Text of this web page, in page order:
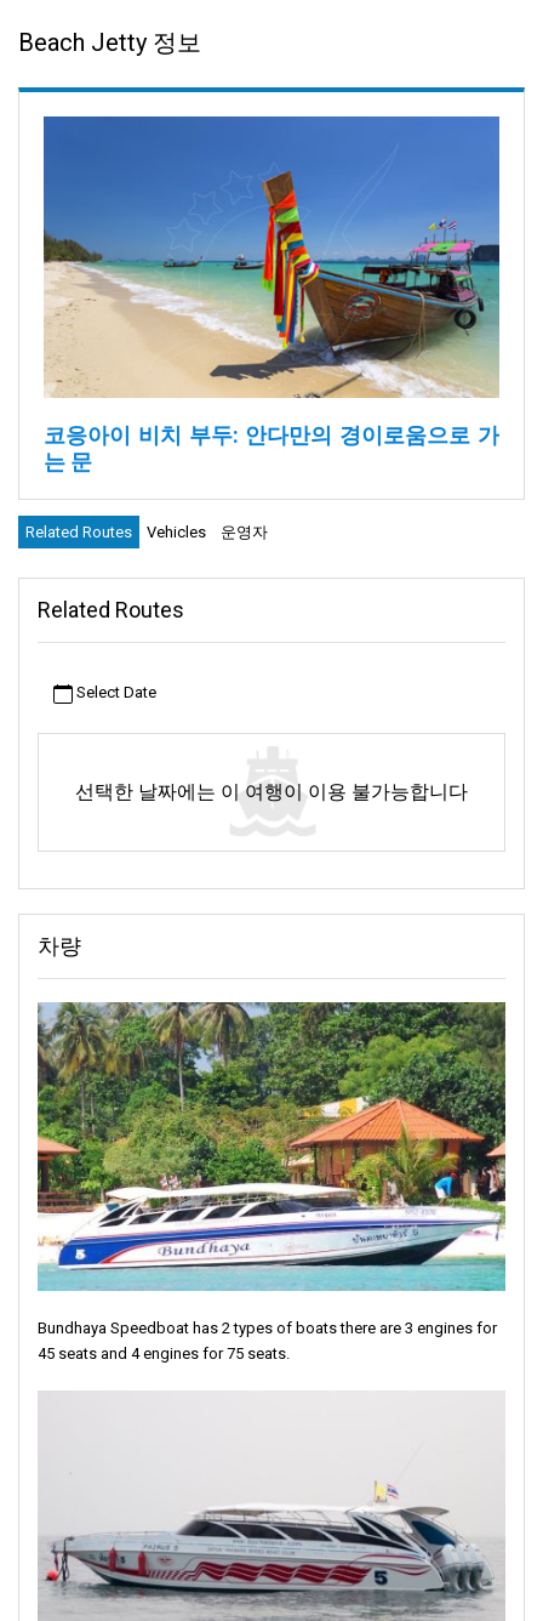
Beach Jetty 정보
코응아이 비치 부두: 안다만의 경이로움으로 가
는 문
자연과 가까워졌다고 느꼈던 순간을 기억하시나요? 작은 소리나
광경 하나하나에 살아 숨 쉬는 듯한 경외감을 느꼈던 순간을요? 코
모험과 숨겨진 보물에 대한 이야기를 들려줍니다. 눈을 감고 발밑
의 부드럽고 따뜻한 모래를 느껴보세요. 마치 자연이 만든 카펫처
는 소리, 바스락거리는 소리, 파도소리가 여러분을 위해 연주되는
코응아이와 인근 지역에서 놀라운 모험을 즐길 준비를 하세요. 하
지만 이 부두가 시작점이 아니라는 사실을 잊지 마세요. 이곳은 그
자체로 특별한 장소입니다. 놀라움과 아름다움, 추억으로 가득한
이야기의 시작입니다. 이제 페이지를 넘길 준비가 되셨나요?
코응아이 비치 제티 소개
바다 한가운데에는 코응아이라는 아름다운 섬이 있습니다. 많은 사
섬으로 들어가는 문입니다. 길이 4킬로미터, 폭 2킬로미터에 불과
한 작은 섬이지만 놀라움이 가득한 곳입니다. 코응아이는 아름다운
볼거리로 가득합니다. 반짝이는 모래, 키 큰 나무, 바다 속을 헤엄치
는 형형색색의 물고기들이 있습니다. 이 작은 섬에는 많은 것이 있
습니다. 모험을 좋아하시든 조용한 곳을 원하시든 코응아이는 모두
에게 특별한 경험을 선사합니다.
코응아이는 바다 속 특별한 장소입니다. 마치 엽서에 나오는 그림
같은 곳이에요. 해변에는 부드러운 모래와 파도가 부드럽게 해안에
닿아 있습니다. 코응아이는 자연과 진정으로 교감할 수 있는 평화
로운 장소입니다. 앉아서 새들의 노랫소리를 들을 수 있어요. 나무
원숭이가 즐겁게 노는 모습을 볼 수도 있어요. 자연이 주는 소박한
기쁨을 만끽하며 바쁜 일상에서 잠시 벗어나 휴식을 취할 수 있는
과 즐길 거리가 많은 큰 곳이에요. 휴식을 취하기에 좋은 또 다른 장
소인 탄야 비치 리조트도 있어요. 원하는 모든 안락함을 갖춘 꿈속
에서 사는 것 같아요. 하지만 아늑하고 작은 공간을 좋아하신다면
코코 코티지가 완벽해요. 따뜻하고 친근하며 자연과 가깝기 때문이
죠.
Related Routes Vehicles 운영자
Related Routes
Select Date
선택한 날짜에는 이 여행이 이용 불가능합니다
차량
Bundhaya Speedboat has 2 types of boats there are 3 engines for
45 seats and 4 engines for 75 seats.